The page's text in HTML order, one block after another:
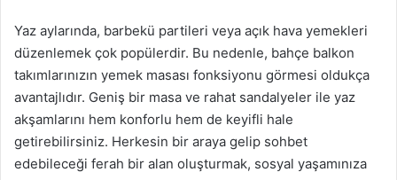
Yaz aylarında, barbekü partileri veya açık hava yemekleri
düzenlemek çok popülerdir. Bu nedenle, bahçe balkon
takımlarınızın yemek masası fonksiyonu görmesi oldukça
avantajlıdır. Geniş bir masa ve rahat sandalyeler ile yaz
akşamlarını hem konforlu hem de keyifli hale
getirebilirsiniz. Herkesin bir araya gelip sohbet
edebileceği ferah bir alan oluşturmak, sosyal yaşamınıza